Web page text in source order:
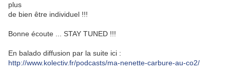
plus
de bien être individuel !!!
Bonne écoute ... STAY TUNED !!!
En balado diffusion par la suite ici :
http://www.kolectiv.fr/podcasts/ma-nenette-carbure-au-co2/